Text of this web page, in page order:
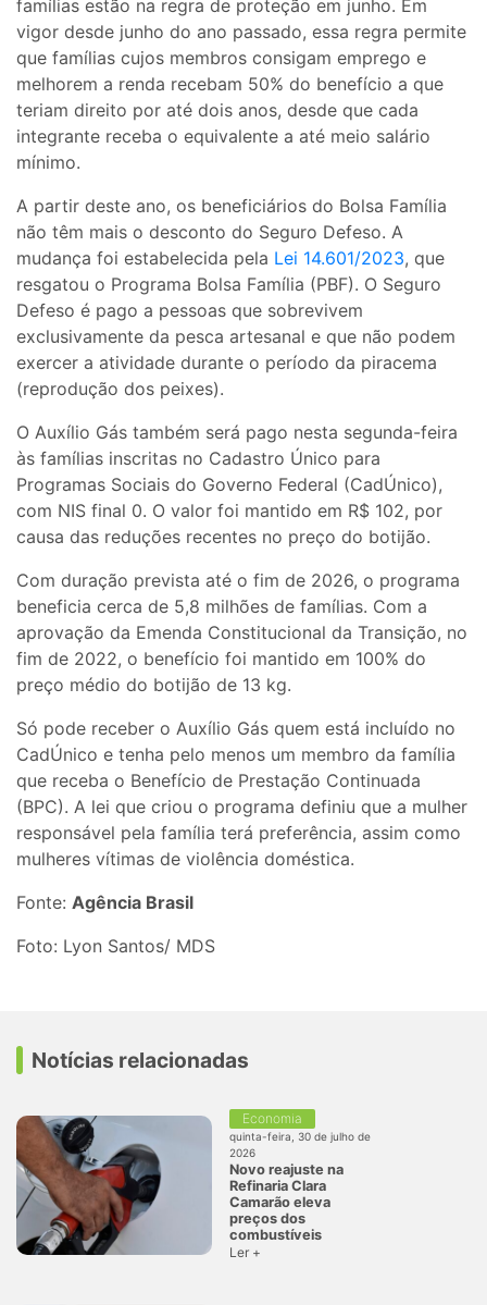
famílias estão na regra de proteção em junho. Em
vigor desde junho do ano passado, essa regra permite
que famílias cujos membros consigam emprego e
melhorem a renda recebam 50% do benefício a que
teriam direito por até dois anos, desde que cada
integrante receba o equivalente a até meio salário
mínimo.
A partir deste ano, os beneficiários do Bolsa Família
não têm mais o desconto do Seguro Defeso. A
mudança foi estabelecida pela Lei 14.601/2023, que
resgatou o Programa Bolsa Família (PBF). O Seguro
Defeso é pago a pessoas que sobrevivem
exclusivamente da pesca artesanal e que não podem
exercer a atividade durante o período da piracema
(reprodução dos peixes).
O Auxílio Gás também será pago nesta segunda-feira
às famílias inscritas no Cadastro Único para
Programas Sociais do Governo Federal (CadÚnico),
com NIS final 0. O valor foi mantido em R$ 102, por
causa das reduções recentes no preço do botijão.
Com duração prevista até o fim de 2026, o programa
beneficia cerca de 5,8 milhões de famílias. Com a
aprovação da Emenda Constitucional da Transição, no
fim de 2022, o benefício foi mantido em 100% do
preço médio do botijão de 13 kg.
Só pode receber o Auxílio Gás quem está incluído no
CadÚnico e tenha pelo menos um membro da família
que receba o Benefício de Prestação Continuada
(BPC). A lei que criou o programa definiu que a mulher
responsável pela família terá preferência, assim como
mulheres vítimas de violência doméstica.
Fonte: Agência Brasil
Foto: Lyon Santos/ MDS
Notícias relacionadas
Economia
quinta-feira, 30 de julho de
2026
Novo reajuste na
Refinaria Clara
Camarão eleva
preços dos
combustíveis
Ler +